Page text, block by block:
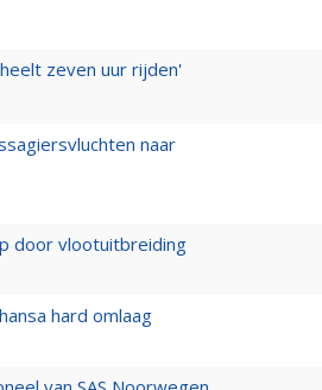
zeven uur rijden'
naar
door vlootuitbreiding
hard omlaag